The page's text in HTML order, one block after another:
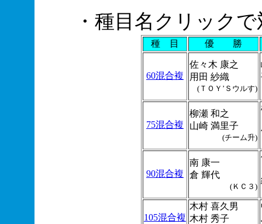
・種目名クリック
種 目 優 勝
60混合複
佐々木 康之
用田 紗織
(ＴＯＹ’Ｓウルす)
75混合複
柳瀬 和之
山崎 満里子
(チーム升)
90混合複
南 康一
倉 輝代
(ＫＣ３)
105混合複
木村 喜久男
木村 秀子